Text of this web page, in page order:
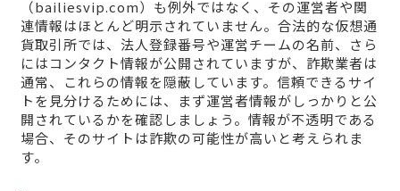
（bailiesvip.com）も例外ではなく、その運営者や関
連情報はほとんど明示されていません。合法的な仮想通
貨取引所では、法人登録番号や運営チームの名前、さら
にはコンタクト情報が公開されていますが、詐欺業者は
通常、これらの情報を隠蔽しています。信頼できるサイ
トを見分けるためには、まず運営者情報がしっかりと公
開されているかを確認しましょう。情報が不透明である
場合、そのサイトは詐欺の可能性が高いと考えられま
す。